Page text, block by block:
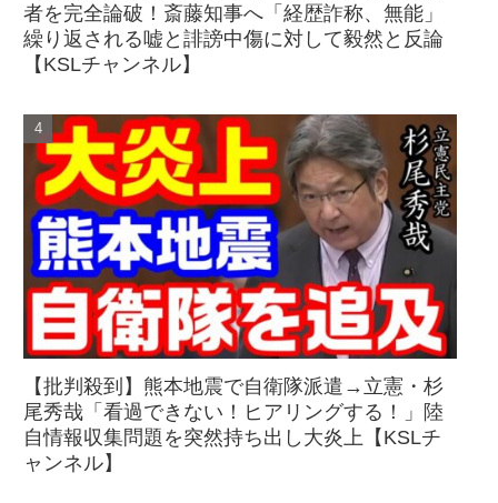
者を完全論破！斎藤知事へ「経歴詐称、無能」
繰り返される嘘と誹謗中傷に対して毅然と反論
【KSLチャンネル】
【批判殺到】熊本地震で自衛隊派遣→立憲・杉
尾秀哉「看過できない！ヒアリングする！」陸
自情報収集問題を突然持ち出し大炎上【KSLチ
ャンネル】